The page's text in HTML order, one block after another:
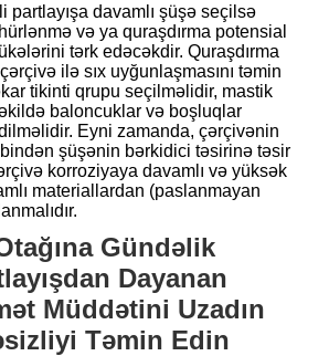
partlayışa davamlı şüşə seçilsə
və ya quraşdırma potensial
tərk edəcəkdir. Quraşdırma
ilə sıx uyğunlaşmasını təmin
tikinti qrupu seçilməlidir, mastik
baloncuklar və boşluqlar
Eyni zamanda, çərçivənin
şüşənin bərkidici təsirinə təsir
korroziyaya davamlı və yüksək
materiallardan (paslanmayan
Gündəlik
Dayanan
Müddətini Uzadın
Təmin Edin